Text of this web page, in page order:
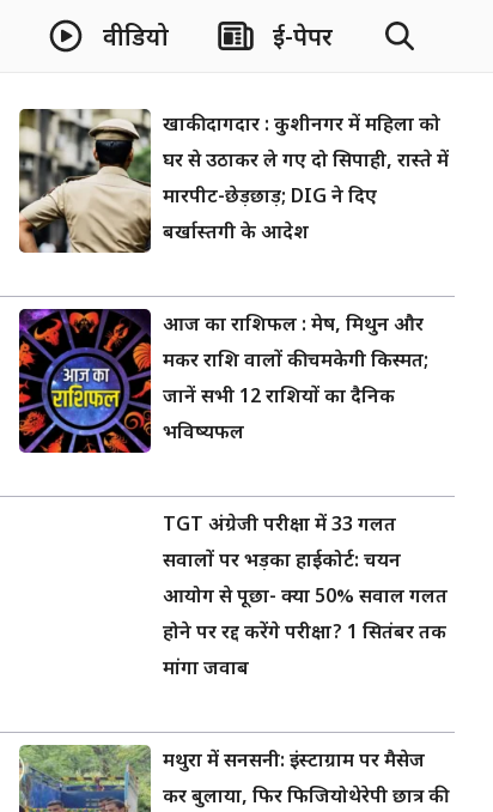
वीडियो ई-पेपर
खाकी दागदार : कुशीनगर में महिला को
घर से उठाकर ले गए दो सिपाही, रास्ते में
मारपीट-छेड़छाड़; DIG ने दिए
बर्खास्तगी के आदेश
आज का राशिफल : मेष, मिथुन और
मकर राशि वालों की चमकेगी किस्मत;
जानें सभी 12 राशियों का दैनिक
भविष्यफल
TGT अंग्रेजी परीक्षा में 33 गलत
सवालों पर भड़का हाईकोर्ट: चयन
आयोग से पूछा- क्या 50% सवाल गलत
होने पर रद्द करेंगे परीक्षा? 1 सितंबर तक
मांगा जवाब
मथुरा में सनसनी: इंस्टाग्राम पर मैसेज
कर बुलाया, फिर फिजियोथेरेपी छात्र की